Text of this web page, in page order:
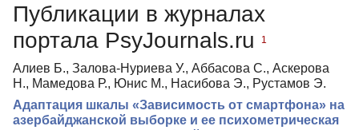
Публикации в журналах
портала PsyJournals.ru
1
Алиев Б., Залова-Нуриева У., Аббасова С., Аскерова
Н., Мамедова Р., Юнис М., Насибова Э., Рустамов Э.
Адаптация шкалы «Зависимость от смартфона» на
азербайджанской выборке и ее психометрическая